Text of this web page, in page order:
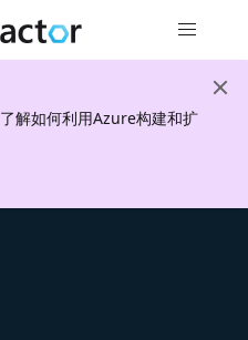
解如何利用Azure构建和扩